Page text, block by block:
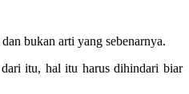
bukan arti yang sebenarnya.
dari itu, hal itu harus dihindari biar